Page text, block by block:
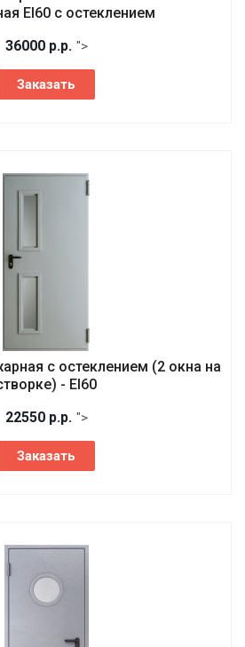
EI60 с остеклением
36000 р.р. ">
Заказать
с остеклением (2 окна на
- EI60
22550 р.р. ">
Заказать